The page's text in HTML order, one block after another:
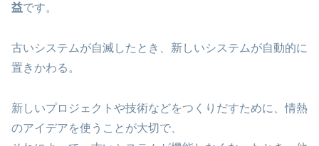
益です。
古いシステムが自滅したとき、新しいシステムが自動的に
置きかわる。
新しいプロジェクトや技術などをつくりだすために、情熱
のアイデアを使うことが大切で、